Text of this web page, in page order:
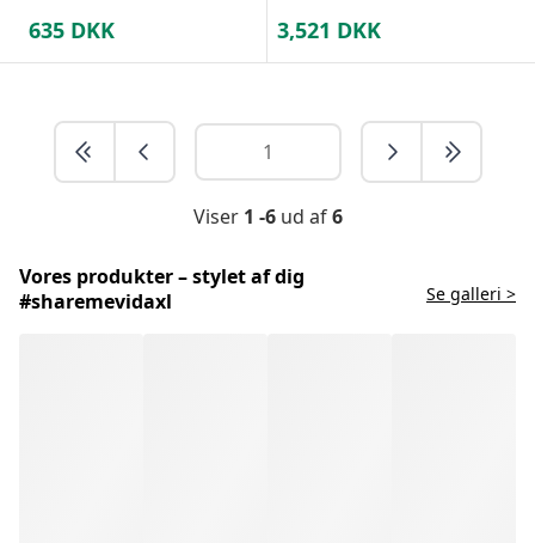
635 DKK 3,521 DKK
Viser 1 -6ud af6
Vores produkter – stylet af dig
#sharemevidaxl
Se galleri >